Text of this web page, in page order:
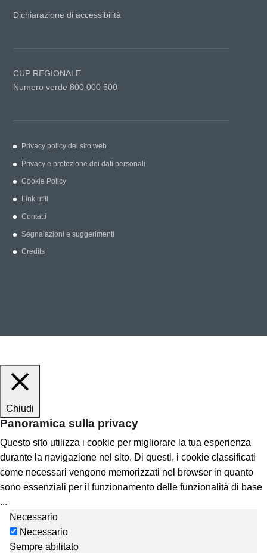
Dichiarazione di accessibilità
CUP REGIONALE
Numero verde 800 000 500
Privacy policy del sito web
Privacy e protezione dei dati personali
Cookie Policy
Link utili
Contatti
Segnalazioni e suggerimenti
Credits
Chiudi
Panoramica sulla privacy
Questo sito utilizza i cookie per migliorare la tua esperienza
durante la navigazione nel sito. Di questi, i cookie classificati
come necessari vengono memorizzati nel browser in quanto
sono essenziali per il funzionamento delle funzionalità di base
...
Necessario
Necessario
Sempre abilitato